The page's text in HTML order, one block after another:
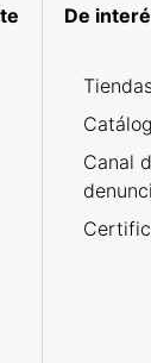
De
Canal